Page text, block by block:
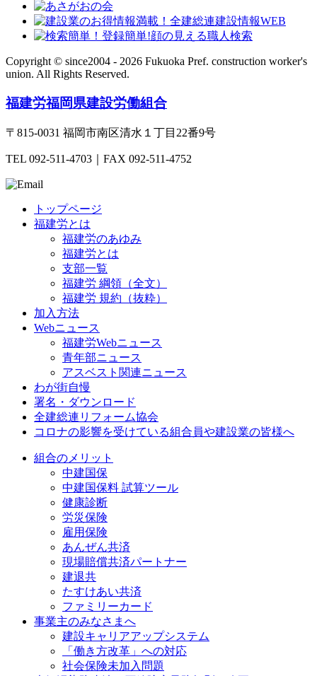
Copyright © since2004 - 2026 Fukuoka Pref. construction worker's
union. All Rights Reserved.
福建労福岡県建設労働組合
〒815-0031 福岡市南区清水１丁目22番9号
TEL 092-511-4703｜FAX 092-511-4752
トップページ
福建労とは
福建労のあゆみ
福建労とは
支部一覧
福建労 綱領（全文）
福建労 規約（抜粋）
加入方法
Webニュース
福建労Webニュース
青年部ニュース
アスベスト関連ニュース
わが街自慢
署名・ダウンロード
全建総連リフォーム協会
コロナの影響を受けている組合員や建設業の皆様へ
組合のメリット
中建国保
中建国保料 試算ツール
健康診断
労災保険
雇用保険
あんぜん共済
現場賠償共済パートナー
建退共
たすけあい共済
ファミリーカード
事業主のみなさまへ
建設キャリアアップシステム
「働き方改革」への対応
社会保険未加入問題